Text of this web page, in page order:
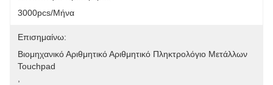
3000pcs/μήνα
Επισημαίνω:
Βιομηχανικό Αριθμητικό Αριθμητικό Πληκτρολόγιο Μετάλλων
Touchpad